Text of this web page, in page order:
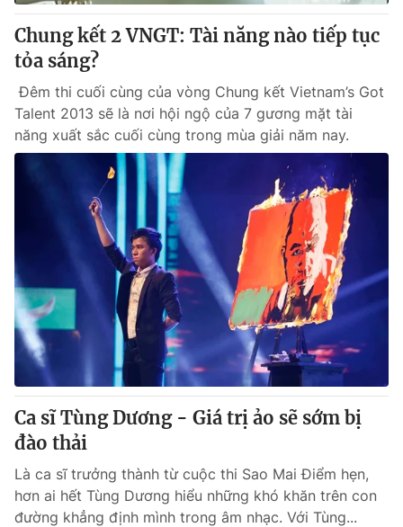
Chung kết 2 VNGT: Tài năng nào tiếp tục
tỏa sáng?
Đêm thi cuối cùng của vòng Chung kết Vietnam’s Got
Talent 2013 sẽ là nơi hội ngộ của 7 gương mặt tài
năng xuất sắc cuối cùng trong mùa giải năm nay.
Ca sĩ Tùng Dương - Giá trị ảo sẽ sớm bị
đào thải
Là ca sĩ trưởng thành từ cuộc thi Sao Mai Điểm hẹn,
hơn ai hết Tùng Dương hiểu những khó khăn trên con
đường khẳng định mình trong âm nhạc. Với Tùng...